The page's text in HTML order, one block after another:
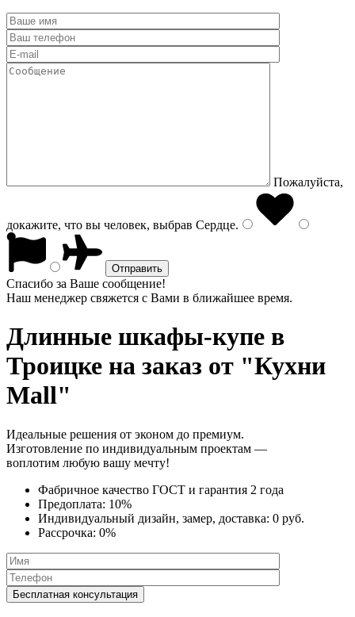
Пожалуйста,
докажите, что вы человек, выбрав Сердце.
Спасибо за Ваше сообщение!
Наш менеджер свяжется с Вами в ближайшее время.
Длинные шкафы-купе в
Троицке на заказ от "Кухни
Mall"
Идеальные решения от эконом до премиум.
Изготовление по индивидуальным проектам —
воплотим любую вашу мечту!
Фабричное качество ГОСТ и гарантия 2 года
Предоплата: 10%
Индивидуальный дизайн, замер, доставка: 0 руб.
Рассрочка: 0%